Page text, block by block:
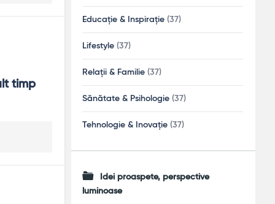
timp
Educație & Inspirație (37)
Lifestyle (37)
Relații & Familie (37)
Sănătate & Psihologie (37)
Tehnologie & Inovație (37)
Idei proaspete, perspective
luminoase